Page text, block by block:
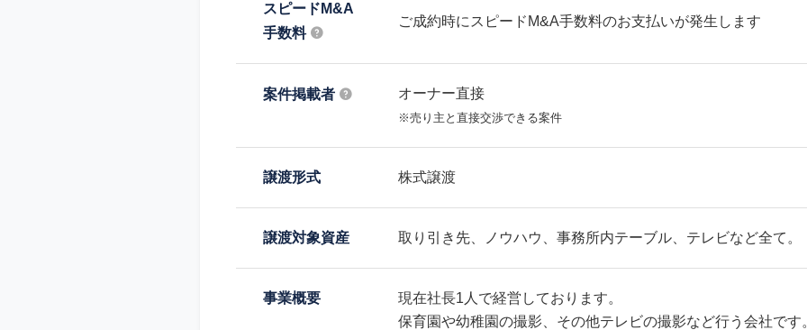
スピードM&A
手数料
ご成約時にスピードM&A手数料のお支払いが発生します
案件掲載者 オーナー直接
※売り主と直接交渉できる案件
譲渡形式 株式譲渡
譲渡対象資産 取り引き先、ノウハウ、事務所内テーブル、テレビなど全て。
事業概要
現在社長1人で経営しております。
保育園や幼稚園の撮影、その他テレビの撮影など行う会社です